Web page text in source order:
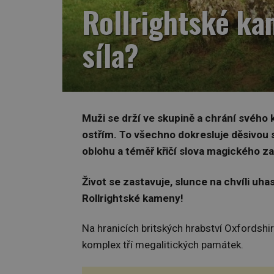
Rollrightské
síla?
Muži se drží ve skupině a chrání
ostřím. To všechno dokresluje děsivou
oblohu a téměř křičí slova magického
Život se zastavuje, slunce na chvíli
Rollrightské kameny!
Na hranicích britských hrabství
komplex tří megalitických památek.